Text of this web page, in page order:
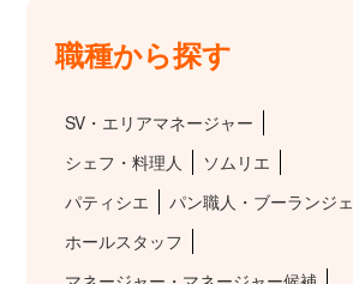
職種から探す
SV・エリアマネージャー
シェフ・料理人
ソムリエ
パティシエ
パン職人・ブーランジェ
ホールスタッフ